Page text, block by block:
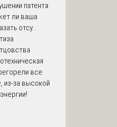
патента
ли ваша
отсу...
все
из-за высокой